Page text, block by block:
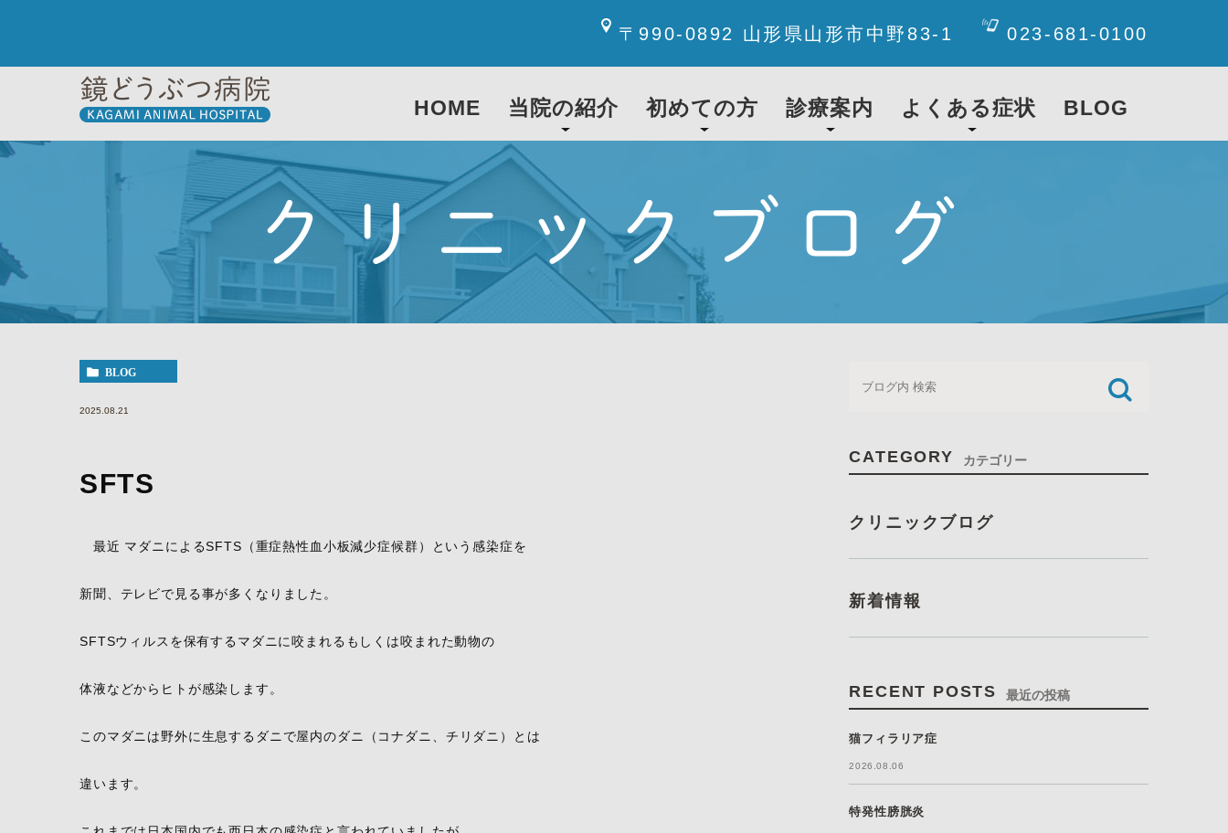
〒990-0892 山形県山形市中野83-1 023-681-0100
HOME 当院の紹介 初めての方 診療案内 よくある症状 BLOG
クリニックブログ
BLOG
2025.08.21
SFTS
最近 マダニによるSFTS（重症熱性血小板減少症候群）という感染症を
新聞、テレビで見る事が多くなりました。
SFTSウィルスを保有するマダニに咬まれるもしくは咬まれた動物の
体液などからヒトが感染します。
このマダニは野外に生息するダニで屋内のダニ（コナダニ、チリダニ）とは
違います。
CATEGORY カテゴリー
クリニックブログ
新着情報
RECENT POSTS 最近の投稿
猫フィラリア症
2026.08.06
特発性膀胱炎